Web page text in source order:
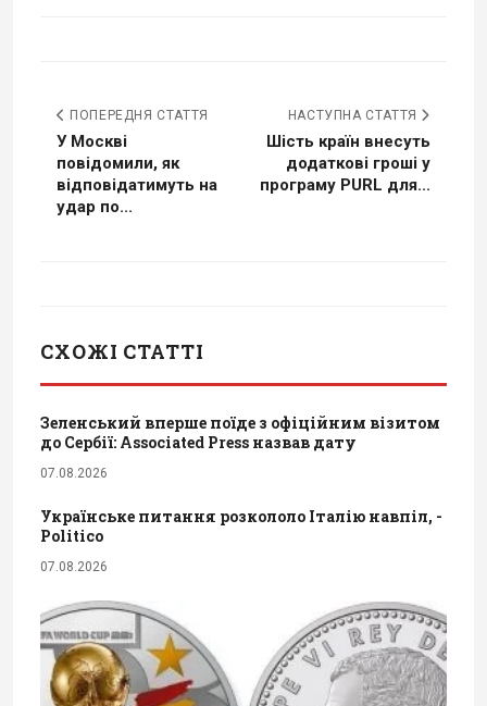
ПОПЕРЕДНЯ СТАТТЯ
У Москві
повідомили, як
відповідатимуть на
удар по...
НАСТУПНА СТАТТЯ
Шість країн внесуть
додаткові гроші у
програму PURL для...
СХОЖІ СТАТТІ
Зеленський вперше поїде з офіційним візитом
до Сербії: Associated Press назвав дату
07.08.2026
Українське питання розкололо Італію навпіл, -
Politico
07.08.2026